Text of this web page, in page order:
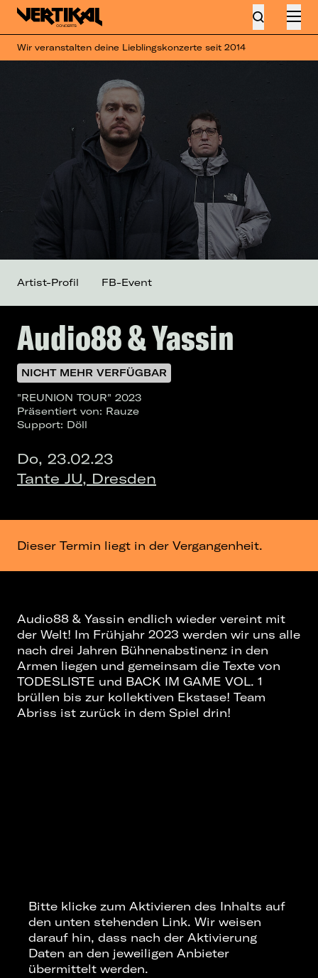
Wir veranstalten deine Lieblingskonzerte seit 2014
Audio88 & Yassin
NICHT MEHR VERFÜGBAR
"REUNION TOUR" 2023
Präsentiert von: Rauze
Support: Döll
Do, 23.02.23
Tante JU, Dresden
Artist-Profil FB-Event
Dieser Termin liegt in der Vergangenheit.
Audio88 & Yassin endlich wieder vereint mit
der Welt! Im Frühjahr 2023 werden wir uns alle
nach drei Jahren Bühnenabstinenz in den
Armen liegen und gemeinsam die Texte von
TODESLISTE und BACK IM GAME VOL. 1
brüllen bis zur kollektiven Ekstase! Team
Abriss ist zurück in dem Spiel drin!
Bitte klicke zum Aktivieren des Inhalts auf
den unten stehenden Link. Wir weisen
darauf hin, dass nach der Aktivierung
Daten an den jeweiligen Anbieter
übermittelt werden.